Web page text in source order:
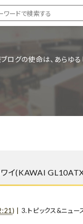
ログの使命は、あらゆ
ワイ(KAWAI
) 3.トピックス&ニュー